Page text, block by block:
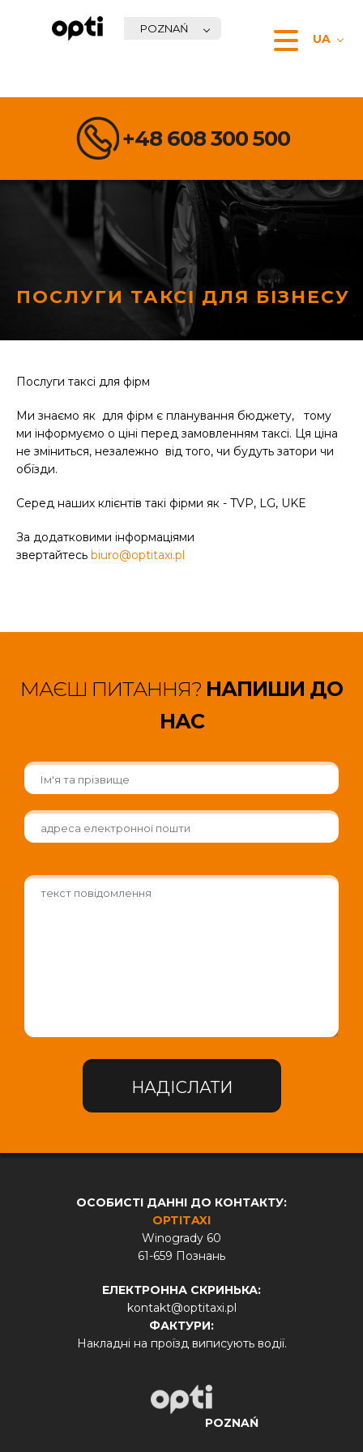
UA
POZNAŃ
+48 608 300 500
ПОСЛУГИ ТАКСІ ДЛЯ БІЗНЕСУ
Послуги таксі для фірм
Ми знаємо як для фірм є планування бюджету, тому
ми інформуємо о ціні перед замовленням таксі. Ця ціна
не зміниться, незалежно від того, чи будуть затори чи
обїзди.
Серед наших клієнтів такі фірми як - TVP, LG, UKE
За додатковими інформаціями
звертайтесь biuro@optitaxi.pl
МАЄШ ПИТАННЯ? НАПИШИ ДО
НАС
НАДІСЛАТИ
ОСОБИСТІ ДАННІ ДО КОНТАКТУ:
OPTITAXI
Winogrady 60
61-659 Познань
ЕЛЕКТРОННА СКРИНЬКА:
kontakt@optitaxi.pl
ФАКТУРИ:
Накладні на проїзд виписують водії.
POZNAŃ